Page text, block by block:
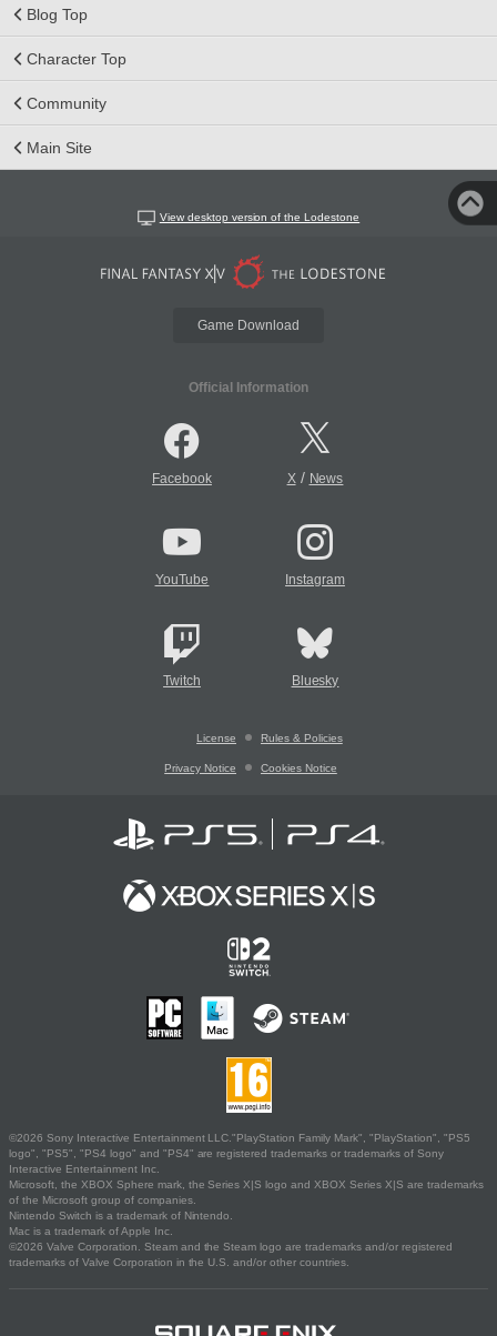
Blog Top
Character Top
Community
Main Site
View desktop version of the Lodestone
Game Download
Official Information
Facebook X/ News
YouTube Instagram
Twitch Bluesky
License Rules & Policies
Privacy Notice Cookies Notice
©2026 Sony Interactive Entertainment LLC."PlayStation Family Mark", "PlayStation", "PS5
logo", "PS5", "PS4 logo" and "PS4" are registered trademarks or trademarks of Sony
Interactive Entertainment Inc.
Microsoft, the XBOX Sphere mark, the Series X|S logo and XBOX Series X|S are trademarks
of the Microsoft group of companies.
Nintendo Switch is a trademark of Nintendo.
Mac is a trademark of Apple Inc.
©2026 Valve Corporation. Steam and the Steam logo are trademarks and/or registered
trademarks of Valve Corporation in the U.S. and/or other countries.